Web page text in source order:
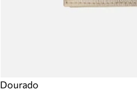
Dourado